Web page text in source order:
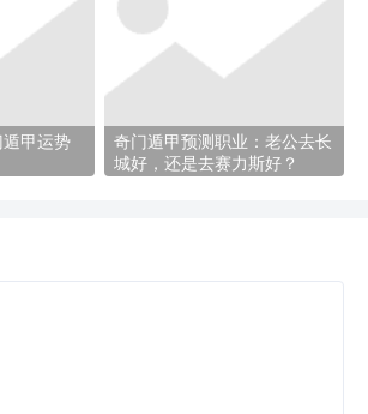
甲运势
奇门遁甲预测职业：老公去长
城好，还是去赛力斯好？